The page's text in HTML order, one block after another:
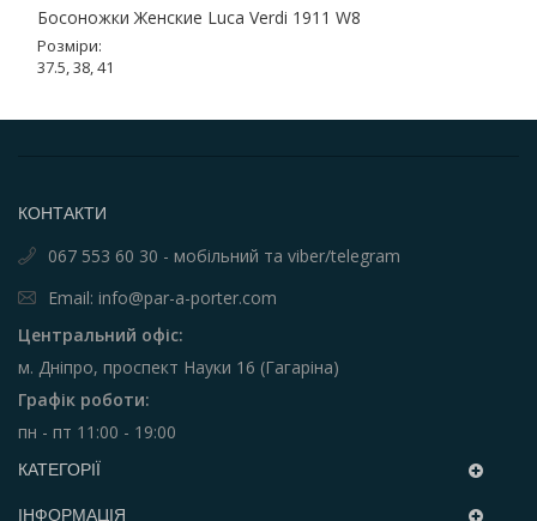
Босоножки Женские Luca Verdi 1911 W8
Розміри:
37.5, 38, 41
КОНТАКТИ
067 553 60 30 - мобільний та viber/telegram
Email: info@par-a-porter.com
Центральний офіс:
м. Дніпро, проспект Науки 16 (Гагаріна)
Графік роботи:
пн - пт 11:00 - 19:00
КАТЕГОРІЇ
ІНФОРМАЦІЯ